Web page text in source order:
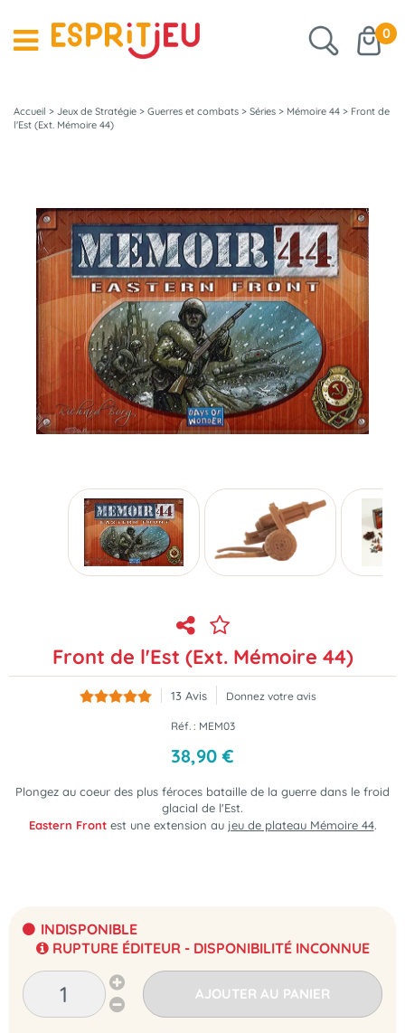
0
Accueil > Jeux de Stratégie > Guerres et combats > Séries > Mémoire 44 > Front de
l'Est (Ext. Mémoire 44)
Front de l'Est (Ext. Mémoire 44)
13 Avis Donnez votre avis
Réf. : MEM03
38,90 €
Plongez au coeur des plus féroces bataille de la guerre dans le froid
glacial de l'Est.
Eastern Frontest une extension au jeu de plateau Mémoire 44.
INDISPONIBLE
RUPTURE ÉDITEUR - DISPONIBILITÉ INCONNUE
AJOUTER AU PANIER